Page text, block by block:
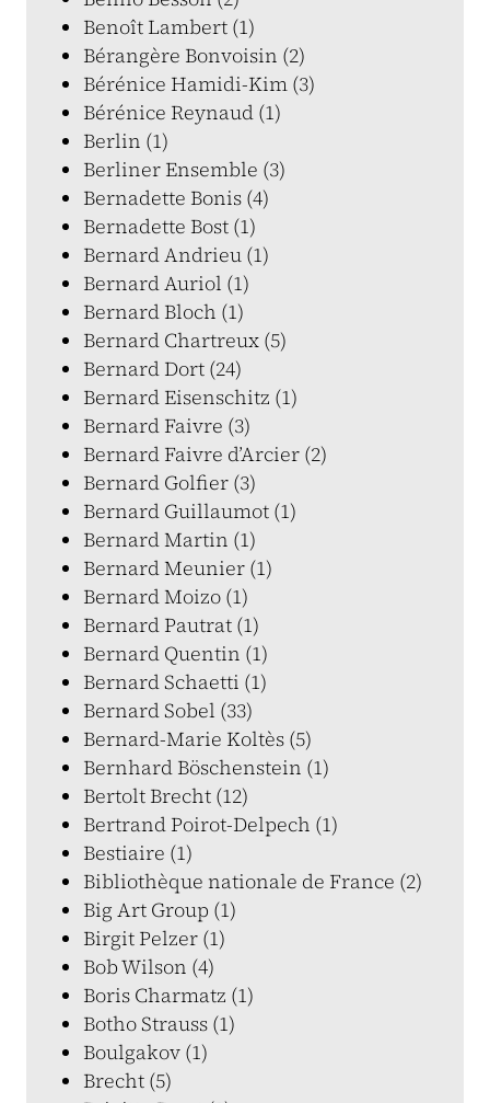
Benoît Lambert (1)
Bérangère Bonvoisin (2)
Bérénice Hamidi-Kim (3)
Bérénice Reynaud (1)
Berlin (1)
Berliner Ensemble (3)
Bernadette Bonis (4)
Bernadette Bost (1)
Bernard Andrieu (1)
Bernard Auriol (1)
Bernard Bloch (1)
Bernard Chartreux (5)
Bernard Dort (24)
Bernard Eisenschitz (1)
Bernard Faivre (3)
Bernard Faivre d’Arcier (2)
Bernard Golfier (3)
Bernard Guillaumot (1)
Bernard Martin (1)
Bernard Meunier (1)
Bernard Moizo (1)
Bernard Pautrat (1)
Bernard Quentin (1)
Bernard Schaetti (1)
Bernard Sobel (33)
Bernard-Marie Koltès (5)
Bernhard Böschenstein (1)
Bertolt Brecht (12)
Bertrand Poirot-Delpech (1)
Bestiaire (1)
Bibliothèque nationale de France (2)
Big Art Group (1)
Birgit Pelzer (1)
Bob Wilson (4)
Boris Charmatz (1)
Botho Strauss (1)
Boulgakov (1)
Brecht (5)